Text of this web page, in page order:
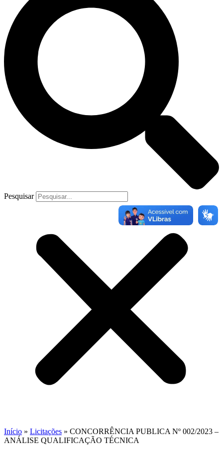
Pesquisar
Início » Licitações » CONCORRÊNCIA PUBLICA Nº 002/2023 –
ANÁLISE QUALIFICAÇÃO TÉCNICA